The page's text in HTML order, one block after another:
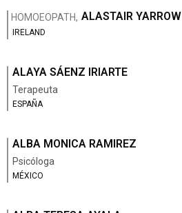
HOMOEOPATH, ALASTAIR YARROW
IRELAND
ALAYA SÁENZ IRIARTE
Terapeuta
ESPAÑA
ALBA MONICA RAMIREZ
Psicóloga
MÉXICO